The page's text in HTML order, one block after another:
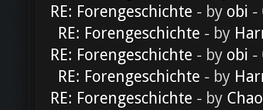
RE: Forengeschichte - by obi -
RE: Forengeschichte - by
RE: Forengeschichte - by obi -
RE: Forengeschichte - by
RE: Forengeschichte - by